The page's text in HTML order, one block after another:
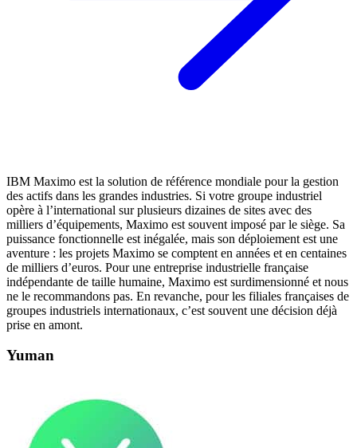
IBM Maximo est la solution de référence mondiale pour la gestion
des actifs dans les grandes industries. Si votre groupe industriel
opère à l’international sur plusieurs dizaines de sites avec des
milliers d’équipements, Maximo est souvent imposé par le siège. Sa
puissance fonctionnelle est inégalée, mais son déploiement est une
aventure : les projets Maximo se comptent en années et en centaines
de milliers d’euros. Pour une entreprise industrielle française
indépendante de taille humaine, Maximo est surdimensionné et nous
ne le recommandons pas. En revanche, pour les filiales françaises de
groupes industriels internationaux, c’est souvent une décision déjà
prise en amont.
Yuman